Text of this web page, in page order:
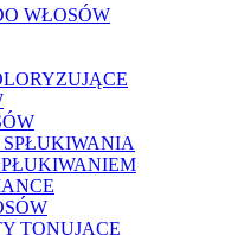
WŁOSÓW
TONUJĄCE